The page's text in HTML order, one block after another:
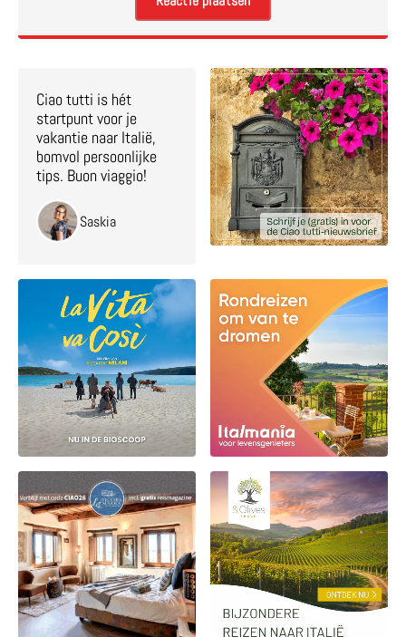
Ciao tutti is hét
startpunt voor je
vakantie naar Italië,
bomvol persoonlijke
tips. Buon viaggio!
Saskia